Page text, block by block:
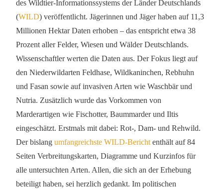
des Wildtier-Informationssystems der Länder Deutschlands
(WILD) veröffentlicht. Jägerinnen und Jäger haben auf 11,3
Millionen Hektar Daten erhoben – das entspricht etwa 38
Prozent aller Felder, Wiesen und Wälder Deutschlands.
Wissenschaftler werten die Daten aus. Der Fokus liegt auf
den Niederwildarten Feldhase, Wildkaninchen, Rebhuhn
und Fasan sowie auf invasiven Arten wie Waschbär und
Nutria. Zusätzlich wurde das Vorkommen von
Marderartigen wie Fischotter, Baummarder und Iltis
eingeschätzt. Erstmals mit dabei: Rot-, Dam- und Rehwild.
Der bislang umfangreichste WILD-Bericht enthält auf 84
Seiten Verbreitungskarten, Diagramme und Kurzinfos für
alle untersuchten Arten. Allen, die sich an der Erhebung
beteiligt haben, sei herzlich gedankt. Im politischen